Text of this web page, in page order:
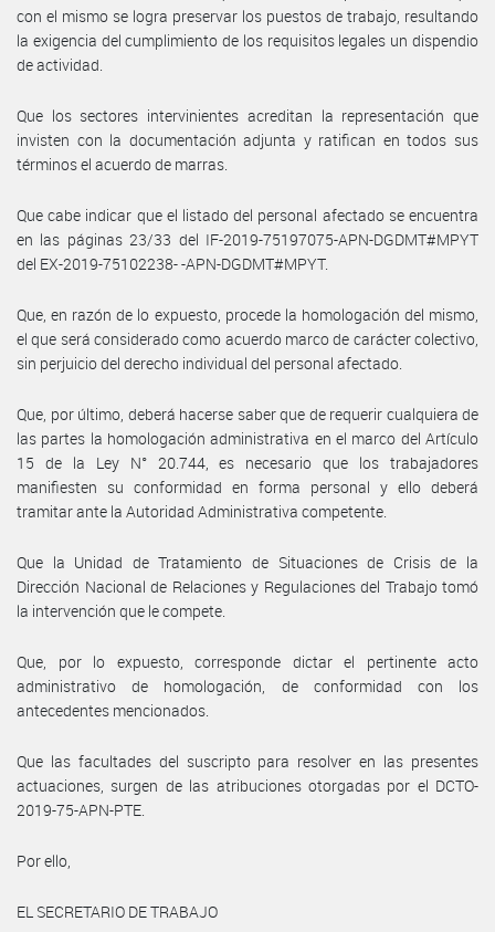
con el mismo se logra preservar los puestos de trabajo, resultando
la exigencia del cumplimiento de los requisitos legales un dispendio
de actividad.
Que los sectores intervinientes acreditan la representación que
invisten con la documentación adjunta y ratifican en todos sus
términos el acuerdo de marras.
Que cabe indicar que el listado del personal afectado se encuentra
en las páginas 23/33 del IF-2019-75197075-APN-DGDMT#MPYT
del EX-2019-75102238- -APN-DGDMT#MPYT.
Que, en razón de lo expuesto, procede la homologación del mismo,
el que será considerado como acuerdo marco de carácter colectivo,
sin perjuicio del derecho individual del personal afectado.
Que, por último, deberá hacerse saber que de requerir cualquiera de
las partes la homologación administrativa en el marco del Artículo
15 de la Ley N° 20.744, es necesario que los trabajadores
manifiesten su conformidad en forma personal y ello deberá
tramitar ante la Autoridad Administrativa competente.
Que la Unidad de Tratamiento de Situaciones de Crisis de la
Dirección Nacional de Relaciones y Regulaciones del Trabajo tomó
la intervención que le compete.
Que, por lo expuesto, corresponde dictar el pertinente acto
administrativo de homologación, de conformidad con los
antecedentes mencionados.
Que las facultades del suscripto para resolver en las presentes
actuaciones, surgen de las atribuciones otorgadas por el DCTO-
2019-75-APN-PTE.
Por ello,
EL SECRETARIO DE TRABAJO